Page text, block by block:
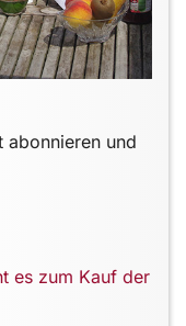
abonnieren und
es zum Kauf der